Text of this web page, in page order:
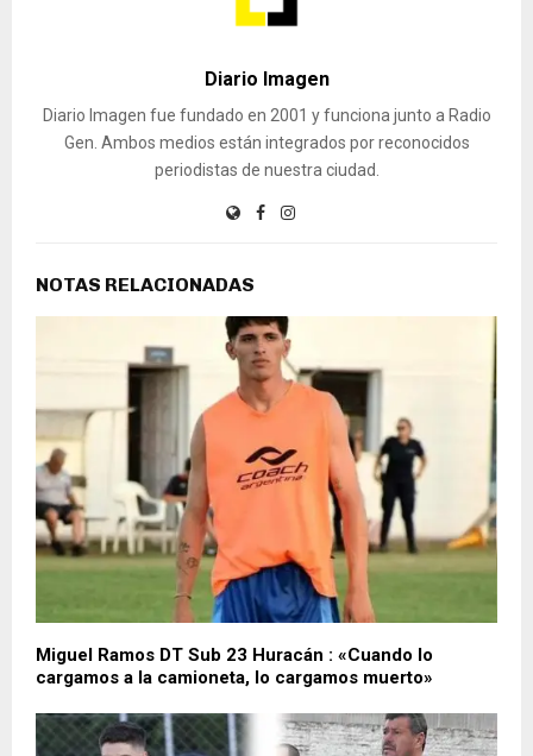
Diario Imagen
Diario Imagen fue fundado en 2001 y funciona junto a Radio
Gen. Ambos medios están integrados por reconocidos
periodistas de nuestra ciudad.
NOTAS RELACIONADAS
cargamos a la camioneta, lo cargamos muerto»